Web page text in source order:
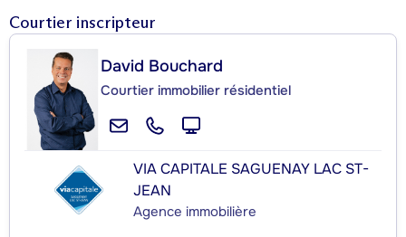
Courtier inscripteur
David Bouchard
Courtier immobilier résidentiel
VIA CAPITALE SAGUENAY LAC ST-
JEAN
Agence immobilière